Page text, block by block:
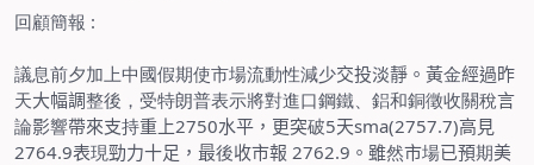
回顧簡報 :
議息前夕加上中國假期使市場流動性減少交投淡靜。黃金經過昨
天大幅調整後，受特朗普表示將對進口鋼鐵、鋁和銅徵收關稅言
論影響帶來支持重上2750水平，更突破5天sma(2757.7)高見
2764.9表現勁力十足，最後收市報 2762.9 。雖然市場已預期美